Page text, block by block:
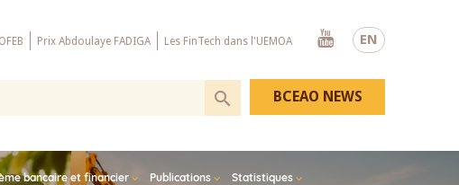
EN
Prix Abdoulaye FADIGA Les FinTech dans l'UEMOA
Youtube
bancaire et financier Publications Statistiques
BCEAO NEWS